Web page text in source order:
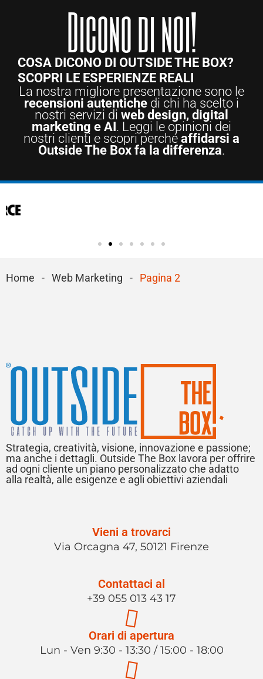
Dicono di noi!
COSA DICONO DI OUTSIDE THE BOX?
SCOPRI LE ESPERIENZE REALI
La nostra migliore presentazione sono le
recensioni autentiche di chi ha scelto i
nostri servizi di web design, digital
marketing e AI. Leggi le opinioni dei
nostri clienti e scopri perché affidarsi a
Outside The Box fa la differenza.
Home - Web Marketing - Pagina 2
Strategia, creatività, visione, innovazione e passione;
ma anche i dettagli. Outside The Box lavora per offrire
ad ogni cliente un piano personalizzato che adatto
alla realtà, alle esigenze e agli obiettivi aziendali
Vieni a trovarci
Via Orcagna 47, 50121 Firenze
Contattaci al
+39 055 013 43 17
Orari di apertura
Lun - Ven 9:30 - 13:30 / 15:00 - 18:00